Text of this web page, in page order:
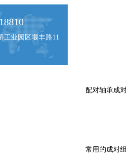
工业园区堰丰路11
配对轴承成
常用的成对